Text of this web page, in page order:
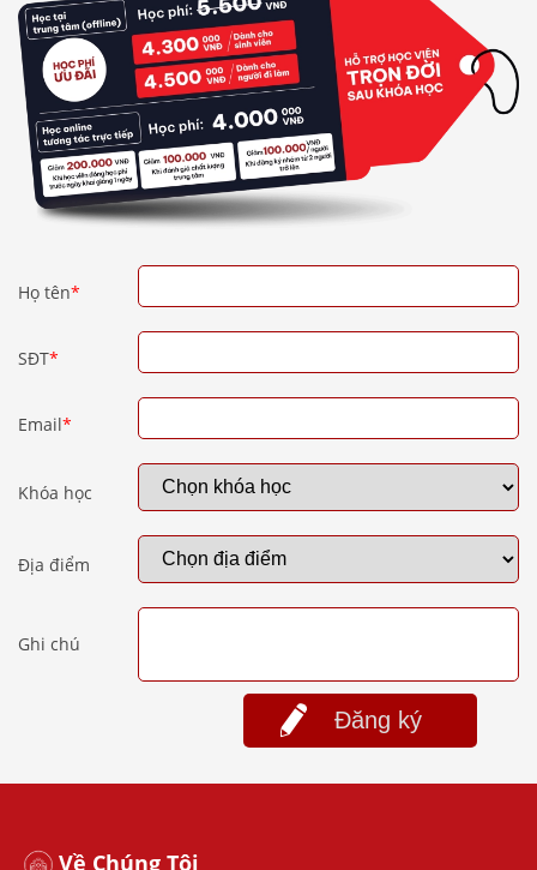
Họ tên*
SĐT*
Email*
Khóa học
Địa điểm
Ghi chú
Đăng ký
Về Chúng Tôi